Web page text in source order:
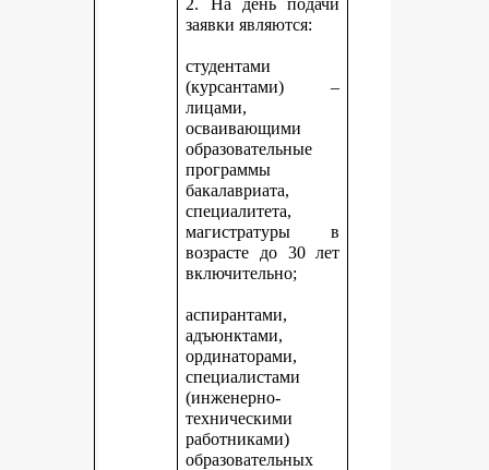
2. На день подачи
заявки являются:
студентами
(курсантами) –
лицами,
осваивающими
образовательные
программы
бакалавриата,
специалитета,
магистратуры в
возрасте до 30 лет
включительно;
аспирантами,
адъюнктами,
ординаторами,
специалистами
(инженерно-
техническими
работниками)
образовательных